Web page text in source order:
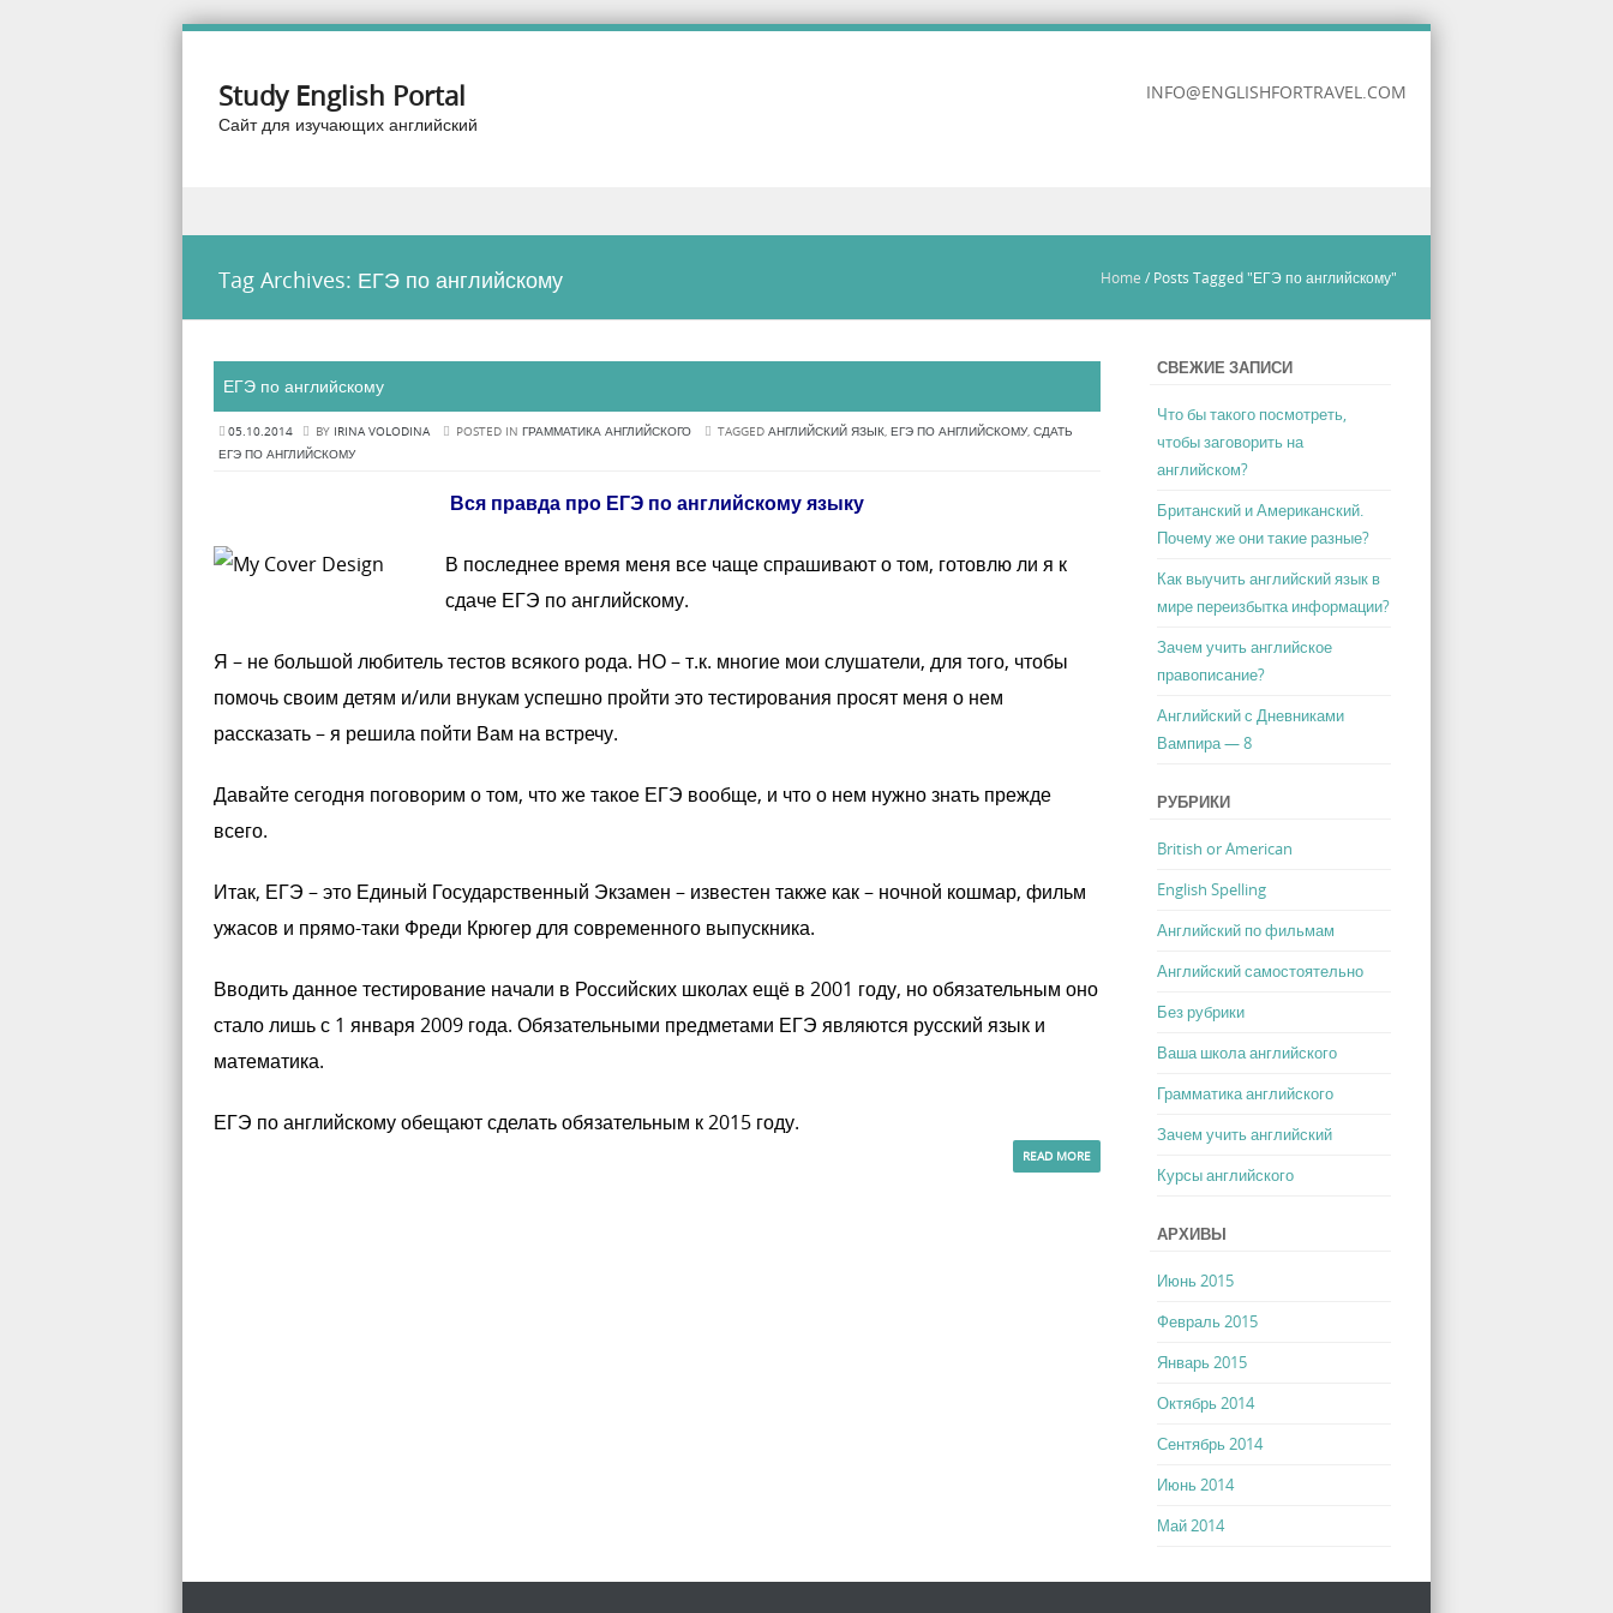
INFO@ENGLISHFORTRAVEL.COM
Study English Portal
Сайт для изучающих английский
Menu
Tag Archives: ЕГЭ по английскому Home / Posts Tagged "ЕГЭ по английскому"
ЕГЭ по английскому
05.10.2014 BY IRINA VOLODINA POSTED IN ГРАММАТИКА АНГЛИЙСКОГО TAGGED АНГЛИЙСКИЙ ЯЗЫК, ЕГЭ ПО АНГЛИЙСКОМУ, СДАТЬ
ЕГЭ ПО АНГЛИЙСКОМУ
Вся правда про ЕГЭ по английскому языку
В последнее время меня все чаще спрашивают о том, готовлю ли я к
сдаче ЕГЭ по английскому.
Я – не большой любитель тестов всякого рода. НО – т.к. многие мои слушатели, для того, чтобы
помочь своим детям и/или внукам успешно пройти это тестирования просят меня о нем
рассказать – я решила пойти Вам на встречу.
Давайте сегодня поговорим о том, что же такое ЕГЭ вообще, и что о нем нужно знать прежде
всего.
Итак, ЕГЭ – это Единый Государственный Экзамен – известен также как – ночной кошмар, фильм
ужасов и прямо-таки Фреди Крюгер для современного выпускника.
Вводить данное тестирование начали в Российских школах ещё в 2001 году, но обязательным оно
стало лишь с 1 января 2009 года. Обязательными предметами ЕГЭ являются русский язык и
математика.
ЕГЭ по английскому обещают сделать обязательным к 2015 году.
READ MORE
СВЕЖИЕ ЗАПИСИ
Что бы такого посмотреть,
чтобы заговорить на
английском?
Британский и Американский.
Почему же они такие разные?
Как выучить английский язык в
мире переизбытка информации?
Зачем учить английское
правописание?
Английский с Дневниками
Вампира — 8
РУБРИКИ
British or American
English Spelling
Английский по фильмам
Английский самостоятельно
Без рубрики
Ваша школа английского
Грамматика английского
Зачем учить английский
Курсы английского
АРХИВЫ
Июнь 2015
Февраль 2015
Январь 2015
Октябрь 2014
Сентябрь 2014
Июнь 2014
Май 2014